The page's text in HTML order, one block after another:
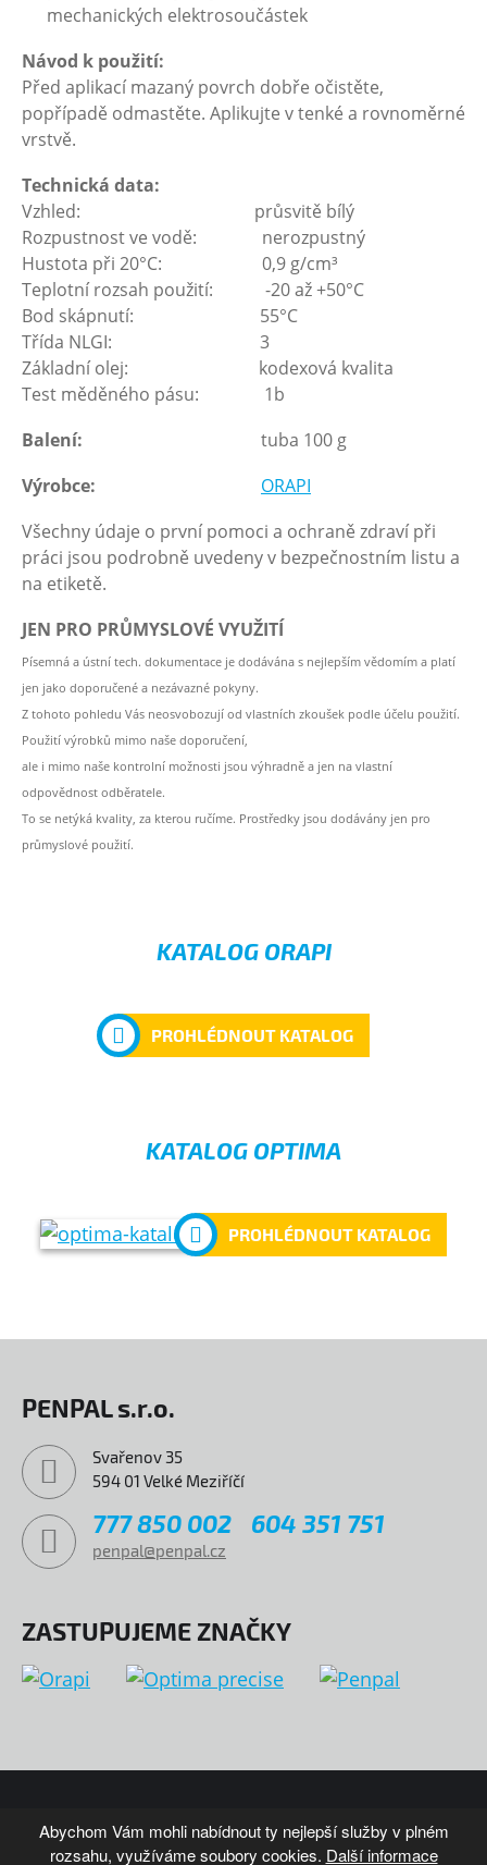
mechanických elektrosoučástek
Návod k použití:
Před aplikací mazaný povrch dobře očistěte,
popřípadě odmastěte. Aplikujte v tenké a rovnoměrné
vrstvě.
Technická data:
Vzhled: průsvitě bílý
Rozpustnost ve vodě: nerozpustný
Hustota při 20°C: 0,9 g/cm³
Teplotní rozsah použití: -20 až +50°C
Bod skápnutí: 55°C
Třída NLGI: 3
Základní olej: kodexová kvalita
Test měděného pásu: 1b
Balení:
tuba 100 g
Výrobce:
ORAPI
Všechny údaje o první pomoci a ochraně zdraví při
práci jsou podrobně uvedeny v bezpečnostním listu a
na etiketě.
JEN PRO PRŮMYSLOVÉ VYUŽITÍ
Písemná a ústní tech. dokumentace je dodávána s nejlepším vědomím a platí
jen jako doporučené a nezávazné pokyny.
Z tohoto pohledu Vás neosvobozují od vlastních zkoušek podle účelu použití.
Použití výrobků mimo naše doporučení,
ale i mimo naše kontrolní možnosti jsou výhradně a jen na vlastní
odpovědnost odběratele.
To se netýká kvality, za kterou ručíme. Prostředky jsou dodávány jen pro
průmyslové použití.
KATALOG ORAPI
PROHLÉDNOUT KATALOG
KATALOG OPTIMA
PROHLÉDNOUT KATALOG
PENPAL s.r.o.
Svařenov 35
594 01 Velké Meziříčí
777 850 002 604 351 751
penpal@penpal.cz
ZASTUPUJEME ZNAČKY
VYTVOŘIL XART.CZ
Abychom Vám mohli nabídnout ty nejlepší služby v plném
rozsahu, využíváme soubory cookies. Další informace